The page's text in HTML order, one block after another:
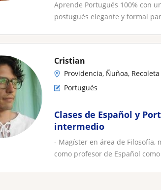
Aprende Portugués 100% con
postugués elegante y formal
Cristian
Providencia, Ñuñoa, Recoleta
Portugués
Clases de Español y
intermedio
- Magíster en área de
como profesor de Español como